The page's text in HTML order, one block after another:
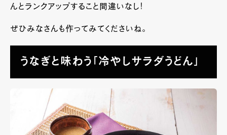
んとランクアップすること間違いなし！
ぜひみなさんも作ってみてくださいね。
うなぎと味わう「冷やしサラダうどん」